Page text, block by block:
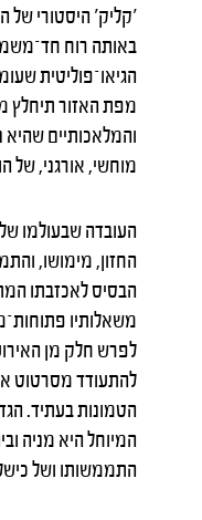
'קליק' היסטורי
באותה רוח
הגיאו־פוליטית
מפת האזור תיחלץ
והמלאכותיים שהיא
מוחשי, אורגני, של
העובדה שבעולמו
החזון, מימושו,
הבסיס לאכזבתו
משאלותיו
לפרש חלק מן
להתעודד מסרטוט
הטמונות בעתיד.
המיוחל היא מניה
התממשותו ושל